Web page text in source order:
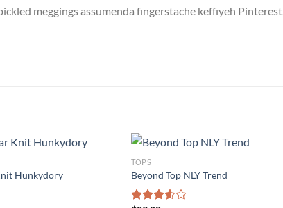
meggings assumenda fingerstache keffiyeh Pinterest.
Hunkydory
TOPS
Beyond Top NLY Trend